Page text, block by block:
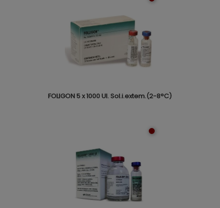
FOLIGON 5 x 1000 UI. Sol.i.extem.(2-8°C)